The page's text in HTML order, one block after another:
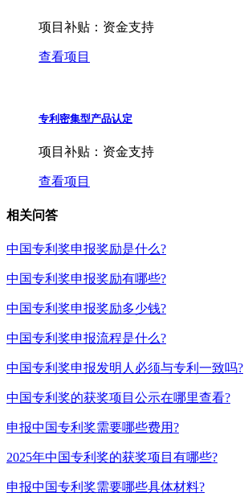
项目补贴： 资金支持
查看项目
专利密集型产品认定
项目补贴： 资金支持
查看项目
相关问答
中国专利奖申报奖励是什么?
中国专利奖申报奖励有哪些?
中国专利奖申报奖励多少钱?
中国专利奖申报流程是什么?
中国专利奖申报发明人必须与专利一致吗?
中国专利奖的获奖项目公示在哪里查看?
申报中国专利奖需要哪些费用?
2025年中国专利奖的获奖项目有哪些?
申报中国专利奖需要哪些具体材料?